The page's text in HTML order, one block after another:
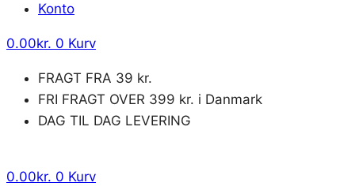
Konto
0.00kr. 0 Kurv
FRAGT FRA 39 kr.
FRI FRAGT OVER 399 kr. i Danmark
DAG TIL DAG LEVERING
0.00kr. 0 Kurv